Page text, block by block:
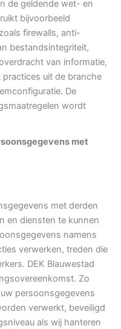
de geldende wet- en
bijvoorbeeld
firewalls, anti-
bestandsintegriteit,
van informatie,
uit de branche
De
wordt
met
met derden
en diensten te kunnen
namens
verwerken, treden die
DEK Blauwestad
Zo
persoonsgegevens
verwerkt, beveiligd
als wij hanteren